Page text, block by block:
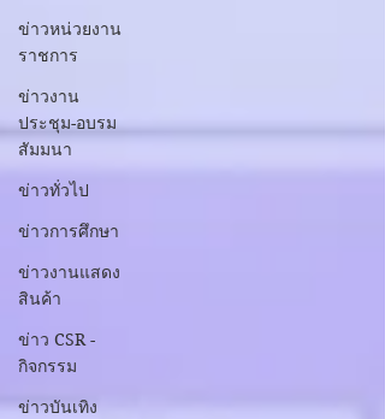
ข่าวหน่วยงาน
ราชการ
ข่าวงาน
ประชุม-อบรม
สัมมนา
ข่าวทั่วไป
ข่าวการศึกษา
ข่าวงานแสดง
สินค้า
ข่าว CSR -
กิจกรรม
ข่าวบันเทิง